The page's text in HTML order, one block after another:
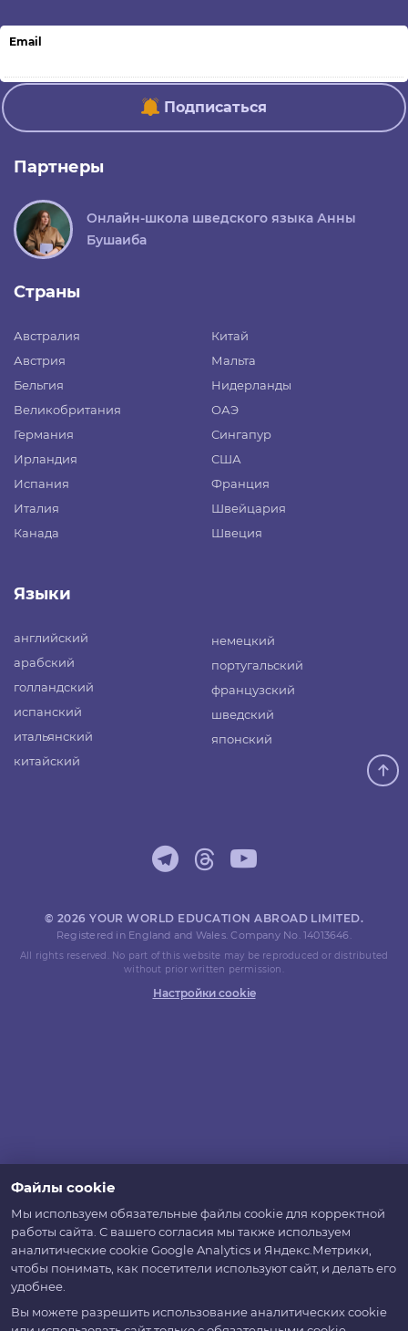
Email
Подписаться
Партнеры
Онлайн-школа шведского языка Анны
Бушаиба
Страны
Австралия
Австрия
Бельгия
Великобритания
Германия
Ирландия
Испания
Италия
Канада
Китай
Мальта
Нидерланды
ОАЭ
Сингапур
США
Франция
Швейцария
Швеция
Языки
английский
арабский
голландский
испанский
итальянский
китайский
немецкий
португальский
французский
шведский
японский
© 2026 YOUR WORLD EDUCATION ABROAD LIMITED.
Registered in England and Wales. Company No. 14013646.
All rights reserved. No part of this website may be reproduced or distributed
without prior written permission.
Настройки cookie
Файлы cookie
Мы используем обязательные файлы cookie для корректной
работы сайта. С вашего согласия мы также используем
аналитические cookie Google Analytics и Яндекс.Метрики,
чтобы понимать, как посетители используют сайт, и делать его
удобнее.
Вы можете разрешить использование аналитических cookie